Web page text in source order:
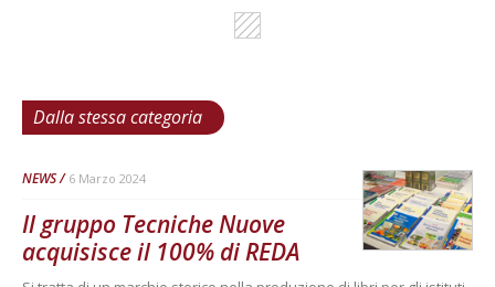
Dalla stessa categoria
NEWS 6 Marzo 2024
Il gruppo Tecniche Nuove
acquisisce il 100% di REDA